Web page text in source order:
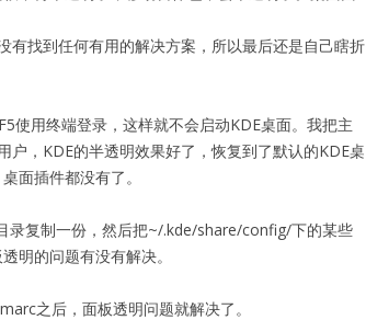
找到任何有用的解决方案，所以最后还是自己瞎折
使用终端登录，这样就不会启动KDE桌面。我把主
户，KDE的半透明效果好了，恢复到了默认的KDE桌
面插件都没有了。
录复制一份，然后把~/.kde/share/config/下的某些
明的问题有没有解决。
之后，面板透明问题就解决了。